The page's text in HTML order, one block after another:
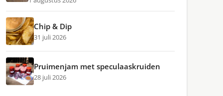
Chip & Dip
31 juli 2026
Pruimenjam met speculaaskruiden
28 juli 2026